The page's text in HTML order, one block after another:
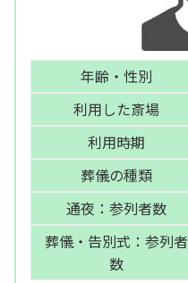
年齢・性別
利用した斎場
利用時期
葬儀の種類
通夜：参列者数
葬儀・告別式：参列者
数